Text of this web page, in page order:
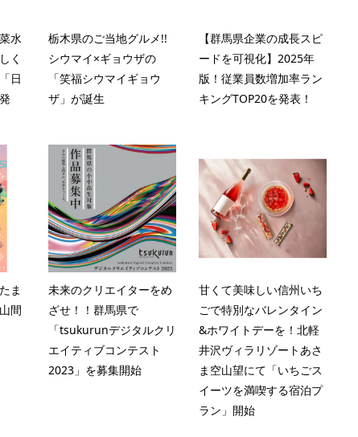
水
く
日
栃木県のご当地グルメ!!
シウマイ×ギョウザの
「笑福シウマイギョウ
ザ」が誕生
【群馬県企業の成長スピ
ードを可視化】2025年
版！従業員数増加率ラン
キングTOP20を発表！
ま
間
未来のクリエイターをめ
ざせ！！群馬県で
「tsukurunデジタルクリ
エイティブコンテスト
2023」を募集開始
甘くて美味しい信州いち
ごで特別なバレンタイン
&ホワイトデーを！北軽
井沢ヴィラリゾートあさ
ま空山望にて「いちごス
イーツを満喫する宿泊プ
ラン」開始